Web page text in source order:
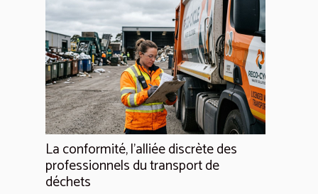
La conformité, l'alliée discrète des
professionnels du transport de
déchets